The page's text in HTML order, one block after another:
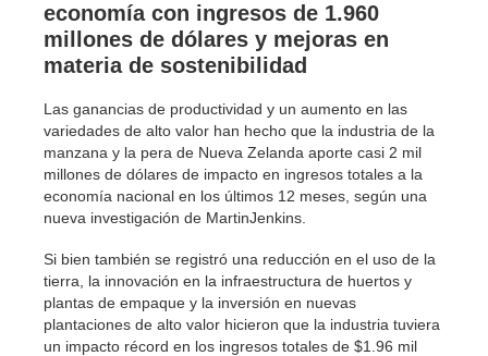
economía con ingresos de 1.960
millones de dólares y mejoras en
materia de sostenibilidad
Las ganancias de productividad y un aumento en las
variedades de alto valor han hecho que la industria de la
manzana y la pera de Nueva Zelanda aporte casi 2 mil
millones de dólares de impacto en ingresos totales a la
economía nacional en los últimos 12 meses, según una
nueva investigación de MartinJenkins.
Si bien también se registró una reducción en el uso de la
tierra, la innovación en la infraestructura de huertos y
plantas de empaque y la inversión en nuevas
plantaciones de alto valor hicieron que la industria tuviera
un impacto récord en los ingresos totales de $1.96 mil